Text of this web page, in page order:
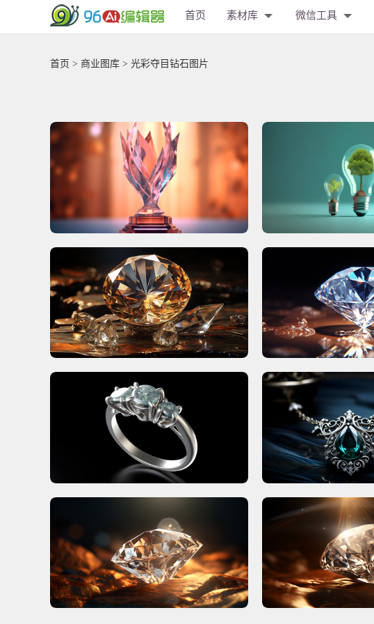
首页 素材库 微信工具
首页 > 商业图库 > 光彩夺目钻石图片